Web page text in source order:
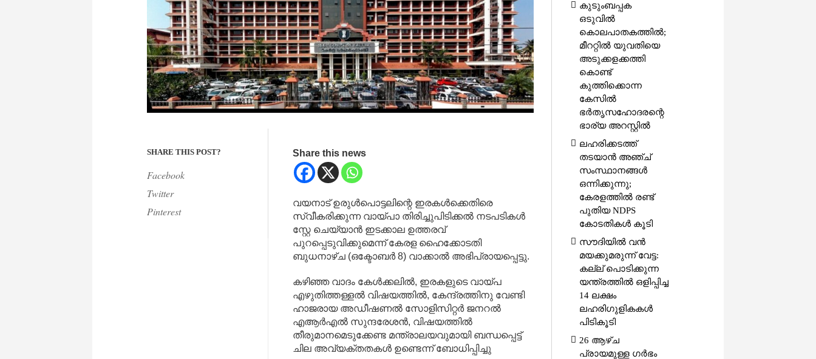
SHARE THIS POST?
Facebook
Twitter
Pinterest
Share this news
വയനാട് ഉരുൾപൊട്ടലിന്റെ ഇരകൾക്കെതിരെ
സ്വീകരിക്കുന്ന വായ്പാ തിരിച്ചുപിടിക്കൽ നടപടികൾ
സ്റ്റേ ചെയ്യാൻ ഇടക്കാല ഉത്തരവ്
പുറപ്പെടുവിക്കുമെന്ന് കേരള ഹൈക്കോടതി
ബുധനാഴ്ച (ഒക്ടോബർ 8) വാക്കാൽ അഭിപ്രായപ്പെട്ടു.
കഴിഞ്ഞ വാദം കേൾക്കലിൽ, ഇരകളുടെ വായ്പ
എഴുതിത്തള്ളൽ വിഷയത്തിൽ, കേന്ദ്രത്തിനു വേണ്ടി
ഹാജരായ അഡീഷണൽ സോളിസിറ്റർ ജനറൽ
എആർഎൽ സുന്ദരേശൻ, വിഷയത്തിൽ
തീരുമാനമെടുക്കേണ്ട മന്ത്രാലയവുമായി ബന്ധപ്പെട്ട്
ചില അവ്യക്തതകൾ ഉണ്ടെന്ന് ബോധിപ്പിച്ചു
കുടുംബപ്പക
ഒടുവിൽ
കൊലപാതകത്തിൽ;
മീററ്റിൽ യുവതിയെ
അടുക്കളക്കത്തി
കൊണ്ട്
കുത്തിക്കൊന്ന
കേസിൽ
ഭർതൃസഹോദരന്റെ
ഭാര്യ അറസ്റ്റിൽ
ലഹരിക്കടത്ത്
തടയാൻ അഞ്ച്
സംസ്ഥാനങ്ങൾ
ഒന്നിക്കുന്നു;
കേരളത്തിൽ രണ്ട്
പുതിയ NDPS
കോടതികൾ കൂടി
സൗദിയിൽ വൻ
മയക്കുമരുന്ന് വേട്ട:
കല്ല് പൊടിക്കുന്ന
യന്ത്രത്തിൽ ഒളിപ്പിച്ച
14 ലക്ഷം
ലഹരിഗുളികകൾ
പിടികൂടി
26 ആഴ്ച
പ്രായമുള്ള ഗർഭം